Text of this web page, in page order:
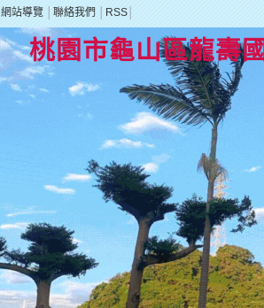
網站導覽 聯絡我們 RSS
桃園市龜山區龍壽